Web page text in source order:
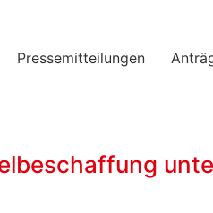
Pressemitteilungen